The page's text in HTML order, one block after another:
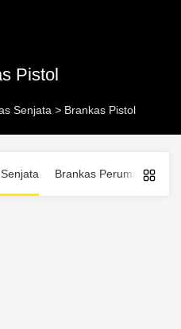
Pistol
Senjata > Brankas Pistol
Brankas Perumahan